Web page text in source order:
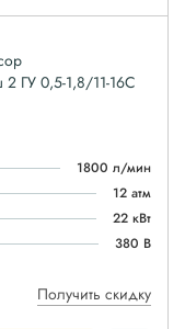
ГУ 0,5-1,8/11-16С
1800 л/мин
12 атм
22 кВт
380 В
Получить скидку